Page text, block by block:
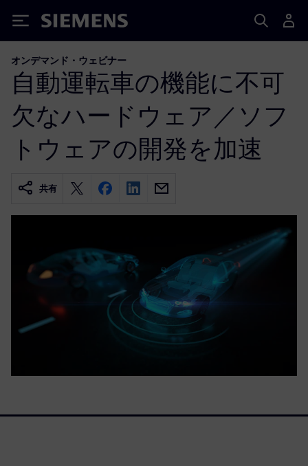
Siemens
オンデマンド・ウェビナー
自動運転車の機能に不可
欠なハードウェア／ソフ
トウェアの開発を加速
共有